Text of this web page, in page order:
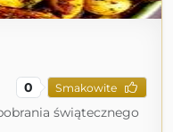
0 Smakowite
świątecznego